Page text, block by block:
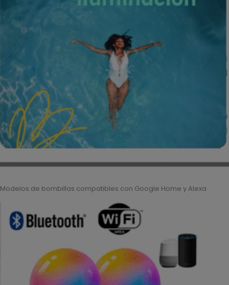
Modelos de bombillas compatibles con Google Home y Alexa